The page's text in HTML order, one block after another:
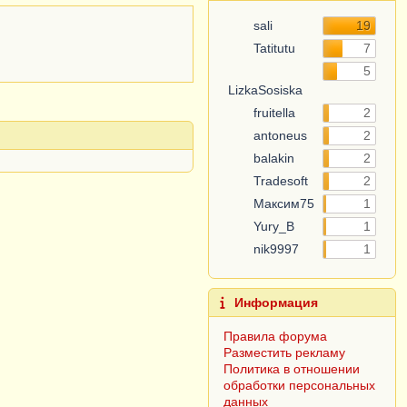
sali
19
Tatitutu
7
LizkaSosiska
5
fruitella
2
antoneus
2
balakin
2
Tradesoft
2
Максим75
1
Yury_B
1
nik9997
1
Информация
Правила форума
Разместить рекламу
Политика в отношении
обработки персональных
данных